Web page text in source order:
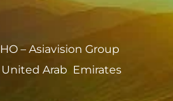
HO – Asiavision Group
United Arab Emirates